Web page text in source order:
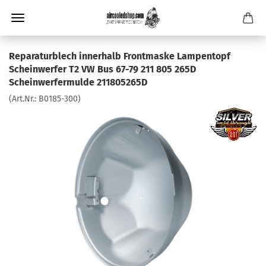
Reparaturblech innerhalb Frontmaske Lampentopf
Scheinwerfer T2 VW Bus 67-79 211 805 265D
Scheinwerfermulde 211805265D
(Art.Nr.: B0185-300)